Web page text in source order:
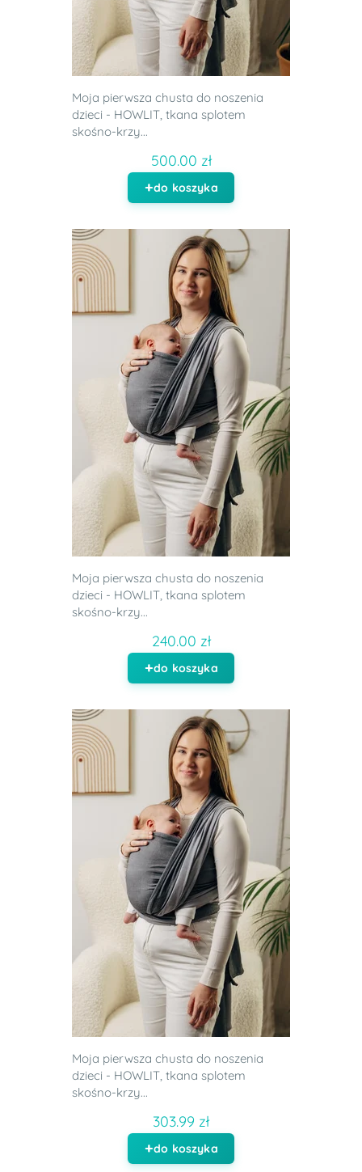
Moja pierwsza chusta do noszenia
dzieci - HOWLIT, tkana splotem
skośno-krzy...
500.00 zł
do koszyka
Moja pierwsza chusta do noszenia
dzieci - HOWLIT, tkana splotem
skośno-krzy...
240.00 zł
do koszyka
Moja pierwsza chusta do noszenia
dzieci - HOWLIT, tkana splotem
skośno-krzy...
303.99 zł
do koszyka